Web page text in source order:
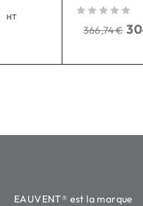
HT
366,74€
EAUVENT® est la marque